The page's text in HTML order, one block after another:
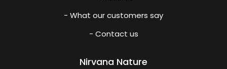
- What our customers say
- Contact us
Nirvana Nature